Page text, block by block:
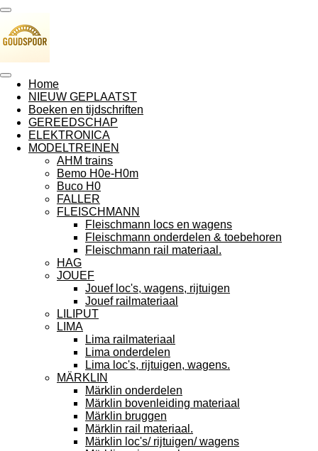
Ga
direct
naar
hoofdinhoud
Home
NIEUW GEPLAATST
Boeken en tijdschriften
GEREEDSCHAP
ELEKTRONICA
MODELTREINEN
AHM trains
Bemo H0e-H0m
Buco H0
FALLER
FLEISCHMANN
Fleischmann locs en wagens
Fleischmann onderdelen & toebehoren
Fleischmann rail materiaal.
HAG
JOUEF
Jouef loc's, wagens, rijtuigen
Jouef railmateriaal
LILIPUT
LIMA
Lima railmateriaal
Lima onderdelen
Lima loc's, rijtuigen, wagens.
MÄRKLIN
Märklin onderdelen
Märklin bovenleiding materiaal
Märklin bruggen
Märklin rail materiaal.
Märklin loc's/ rijtuigen/ wagens